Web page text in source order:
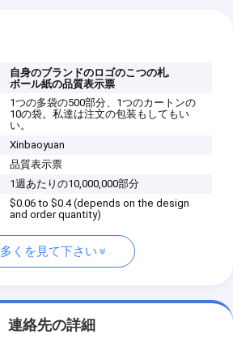
自身のブランドのロゴのこつの札,
ボール紙の品質表示票
1つの多袋の500部分、1つのカートンの
10の袋。私達は注文の包装もしてもい
い。
Xinbaoyuan
品質表示票
1週あたりの10,000,000部分
$0.06 to $0.4 (depends on the design
and order quantity)
多くを見て下さい
連絡先の詳細